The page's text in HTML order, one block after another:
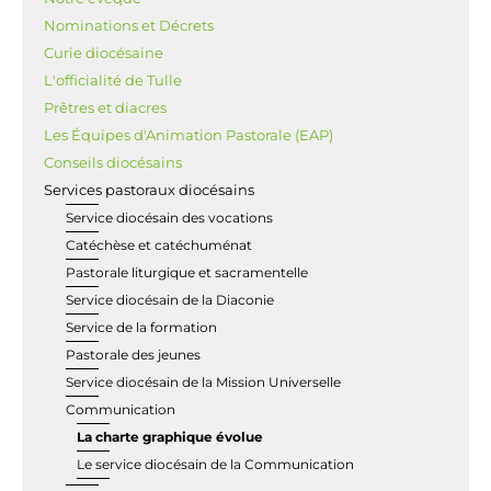
Nominations et Décrets
Curie diocésaine
L'officialité de Tulle
Prêtres et diacres
Les Équipes d'Animation Pastorale (EAP)
Conseils diocésains
Services pastoraux diocésains
Service diocésain des vocations
Catéchèse et catéchuménat
Pastorale liturgique et sacramentelle
Service diocésain de la Diaconie
Service de la formation
Pastorale des jeunes
Service diocésain de la Mission Universelle
Communication
La charte graphique évolue
Le service diocésain de la Communication